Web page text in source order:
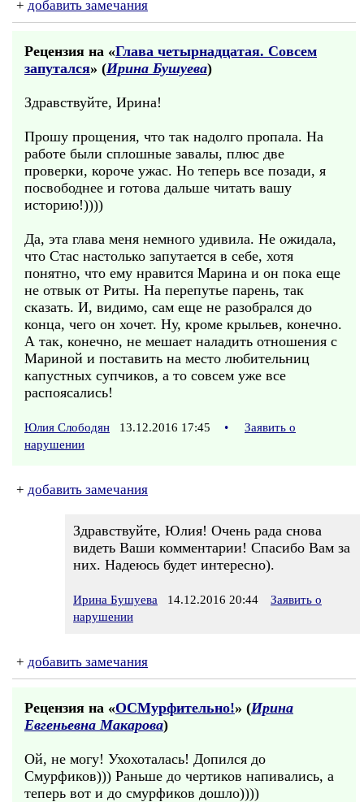
+ добавить замечания
Рецензия на «Глава четырнадцатая. Совсем
запутался» (Ирина Бушуева)
Здравствуйте, Ирина!
Прошу прощения, что так надолго пропала. На
работе были сплошные завалы, плюс две
проверки, короче ужас. Но теперь все позади, я
посвободнее и готова дальше читать вашу
историю!))))
Да, эта глава меня немного удивила. Не ожидала,
что Стас настолько запутается в себе, хотя
понятно, что ему нравится Марина и он пока еще
не отвык от Риты. На перепутье парень, так
сказать. И, видимо, сам еще не разобрался до
конца, чего он хочет. Ну, кроме крыльев, конечно.
А так, конечно, не мешает наладить отношения с
Мариной и поставить на место любительниц
капустных супчиков, а то совсем уже все
распоясались!
Юлия Слободян 13.12.2016 17:45 •
Заявить о
нарушении
+ добавить замечания
Здравствуйте, Юлия! Очень рада снова
видеть Ваши комментарии! Спасибо Вам за
них. Надеюсь будет интересно).
Ирина Бушуева 14.12.2016 20:44
Заявить о
нарушении
+ добавить замечания
Рецензия на «ОСМурфительно!» (Ирина
Евгеньевна Макарова)
Ой, не могу! Ухохоталась! Допился до
Смурфиков))) Раньше до чертиков напивались, а
теперь вот и до смурфиков дошло))))